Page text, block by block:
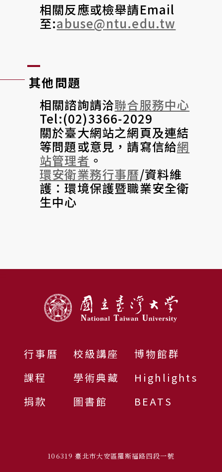
相關反應或檢舉請Email
至:abuse@ntu.edu.tw
其他問題
相關諮詢請洽聯合服務中心
Tel:(02)3366-2029
關於臺大網站之網頁及連結
等問題或意見，請寫信給網
站管理者 。
環安衛業務行事曆/資料維
護：環境保護暨職業安全衛
生中心
行事曆
課程
捐款
校級講座
學術典藏
圖書館
博物館群
Highlights
BEATS
106319 臺北市大安區羅斯福路四段一號